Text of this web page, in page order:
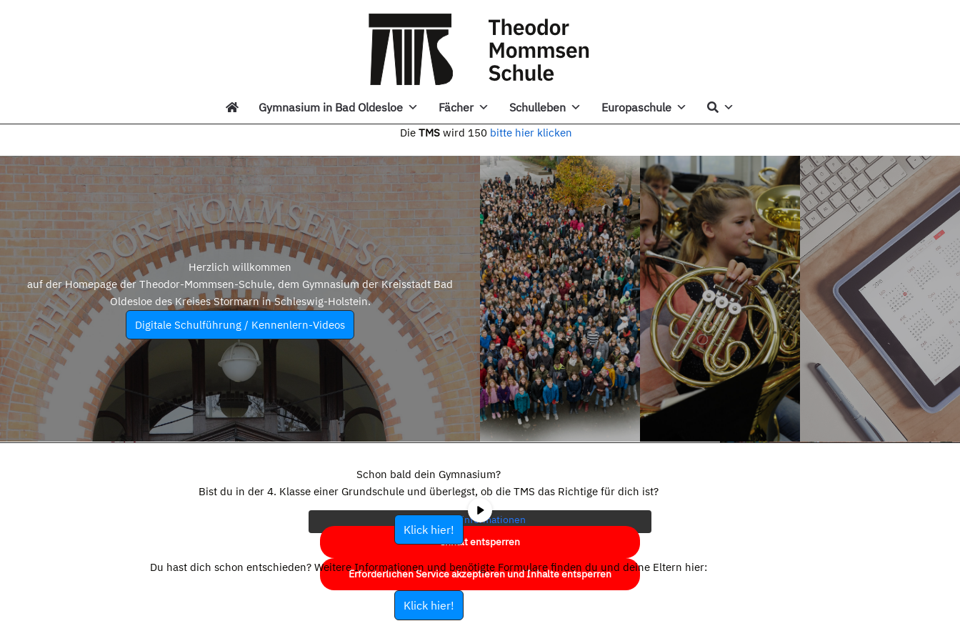
Gymnasium in Bad Oldesloe Fächer Schulleben Europaschule
Die TMS wird 150 bitte hier klicken
Herzlich willkommen
auf der Homepage der Theodor-Mommsen-Schule, dem Gymnasium der Kreisstadt Bad
Oldesloe des Kreises Stormarn in Schleswig-Holstein.
Digitale Schulführung / Kennenlern-Videos
eigentlichen Inhalt zuzugreifen, klicken Sie auf die Schaltfläche unten.
Bitte beachten Sie, dass dabei Daten an Drittanbieter weitergegeben
werden.
Mehr Informationen
Inhalt entsperren
Erforderlichen Service akzeptieren und Inhalte entsperren
Schon bald dein Gymnasium?
Bist du in der 4. Klasse einer Grundschule und überlegst, ob die TMS das Richtige für dich ist?
Klick hier!
Du hast dich schon entschieden? Weitere Informationen und benötigte Formulare finden du und deine Eltern hier:
Klick hier!